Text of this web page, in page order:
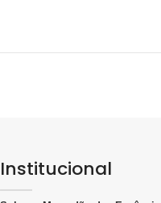
Institucional